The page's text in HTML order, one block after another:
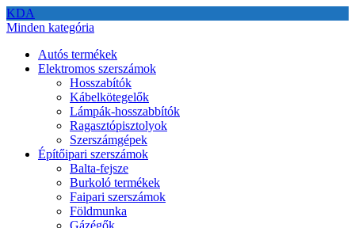
KDA
Minden kategória
Autós termékek
Elektromos szerszámok
Hosszabítók
Kábelkötegelők
Lámpák-hosszabbítók
Ragasztópisztolyok
Szerszámgépek
Építőipari szerszámok
Balta-fejsze
Burkoló termékek
Faipari szerszámok
Földmunka
Gázégők